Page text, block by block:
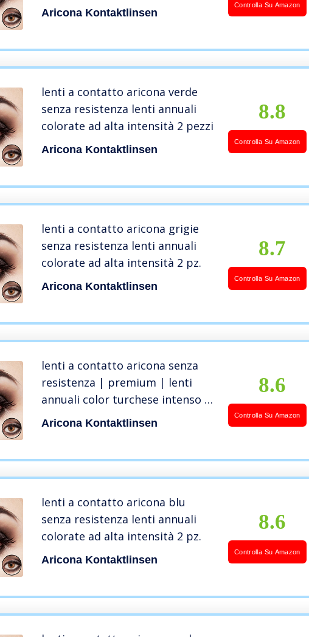
Aricona Kontaktlinsen
Controlla Su Amazon
lenti a contatto aricona verde
senza resistenza lenti annuali
colorate ad alta intensità 2 pezzi
Aricona Kontaktlinsen
8.8
Controlla Su Amazon
lenti a contatto aricona grigie
senza resistenza lenti annuali
colorate ad alta intensità 2 pz.
Aricona Kontaktlinsen
8.7
Controlla Su Amazon
lenti a contatto aricona senza
resistenza | premium | lenti
annuali color turchese intenso –
confezione da 2 pezzi
Aricona Kontaktlinsen
8.6
Controlla Su Amazon
lenti a contatto aricona blu
senza resistenza lenti annuali
colorate ad alta intensità 2 pz.
Aricona Kontaktlinsen
8.6
Controlla Su Amazon